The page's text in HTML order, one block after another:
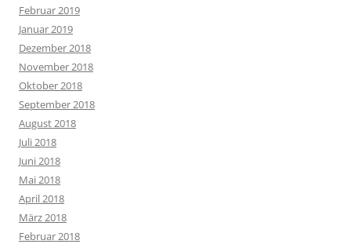
Februar 2019
Januar 2019
Dezember 2018
November 2018
Oktober 2018
September 2018
August 2018
Juli 2018
Juni 2018
Mai 2018
April 2018
März 2018
Februar 2018